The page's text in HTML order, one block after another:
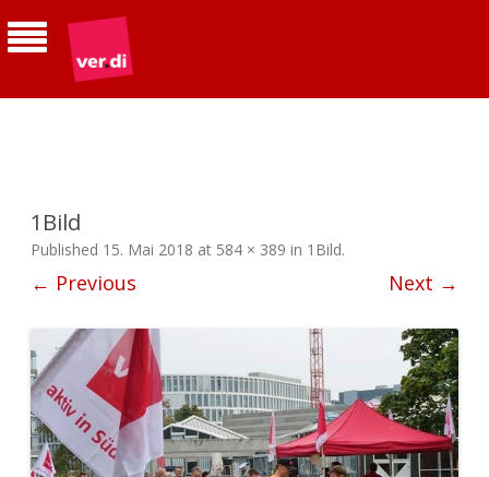
1Bild
Published 15. Mai 2018 at 584 × 389 in 1Bild.
← Previous Next →